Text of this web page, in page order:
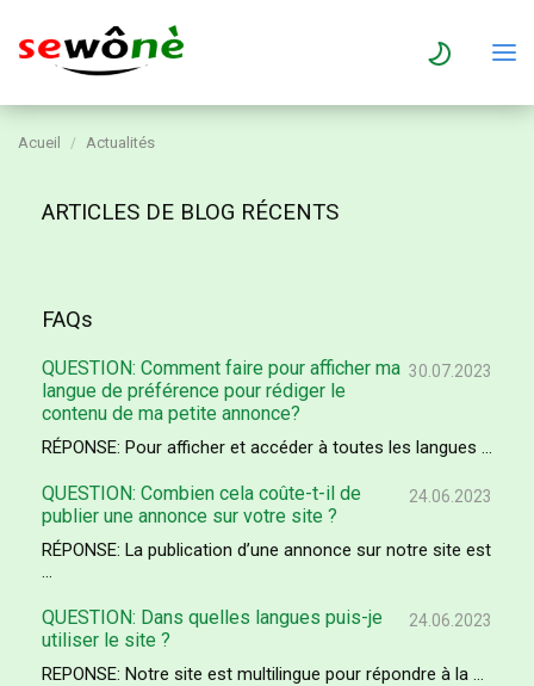
Acueil Actualités
ARTICLES DE BLOG RÉCENTS
FAQs
30.07.2023
QUESTION: Comment faire pour afficher ma
langue de préférence pour rédiger le
contenu de ma petite annonce?
RÉPONSE: Pour afficher et accéder à toutes les langues ...
24.06.2023
QUESTION: Combien cela coûte-t-il de
publier une annonce sur votre site ?
RÉPONSE: La publication d’une annonce sur notre site est
...
24.06.2023
QUESTION: Dans quelles langues puis-je
utiliser le site ?
REPONSE: Notre site est multilingue pour répondre à la ...